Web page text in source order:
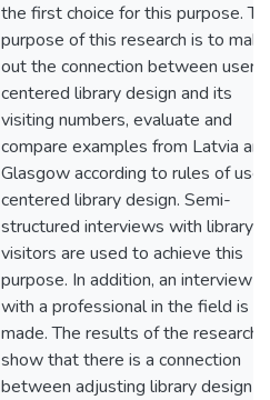
the first choice for this purpose.
purpose of this research is to make
out the connection between user-
centered library design and its
visiting numbers, evaluate and
compare examples from Latvia and
Glasgow according to rules of
centered library design. Semi-
structured interviews with library
visitors are used to achieve this
purpose. In addition, an interview
with a professional in the field is
made. The results of the research
show that there is a connection
between adjusting library design